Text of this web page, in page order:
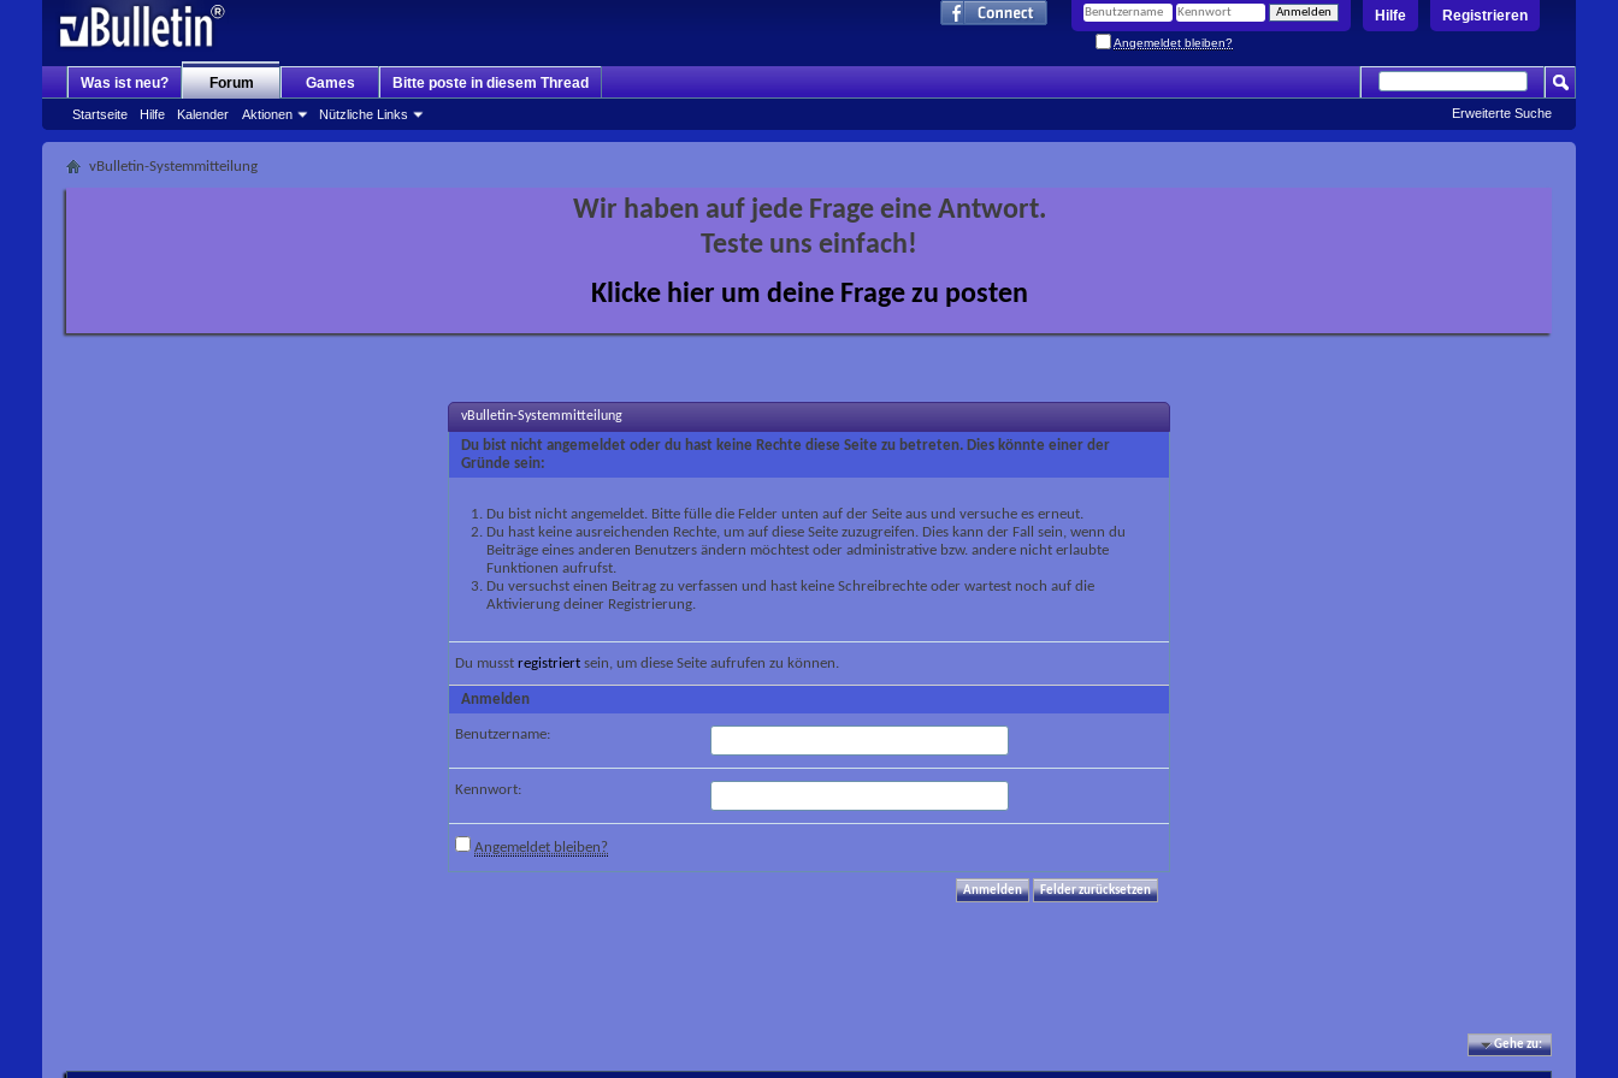
Registrieren
Hilfe
Angemeldet bleiben?
Was ist neu? Forum
Startseite Hilfe Kalender Aktionen Nützliche Links
Games Bitte poste in diesem Thread
Erweiterte Suche
vBulletin-Systemmitteilung
Wir haben auf jede Frage eine Antwort.
Teste uns einfach!
Klicke hier um deine Frage zu posten
vBulletin-Systemmitteilung
Du bist nicht angemeldet oder du hast keine Rechte diese Seite zu betreten. Dies könnte einer der
Gründe sein:
Du bist nicht angemeldet. Bitte fülle die Felder unten auf der Seite aus und versuche es erneut.
Du hast keine ausreichenden Rechte, um auf diese Seite zuzugreifen. Dies kann der Fall sein, wenn du
Beiträge eines anderen Benutzers ändern möchtest oder administrative bzw. andere nicht erlaubte
Funktionen aufrufst.
Du versuchst einen Beitrag zu verfassen und hast keine Schreibrechte oder wartest noch auf die
Aktivierung deiner Registrierung.
Du musst registriert sein, um diese Seite aufrufen zu können.
Anmelden
Benutzername:
Kennwort:
Angemeldet bleiben?
Gehe zu: